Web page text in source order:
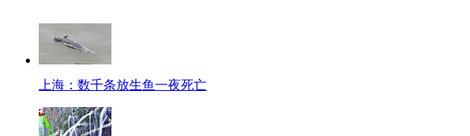
上海：数千条放生鱼一夜死亡